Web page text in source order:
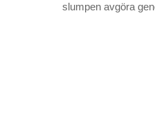
slumpen avgöra